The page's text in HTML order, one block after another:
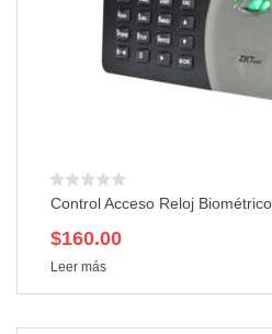
Control Acceso Reloj
$160.00
Leer más